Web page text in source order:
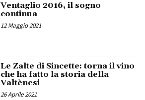
Ventaglio 2016, il sogno
continua
12 Maggio 2021
Le Zalte di Sincette: torna il vino
che ha fatto la storia della
Valtènesi
26 Aprile 2021